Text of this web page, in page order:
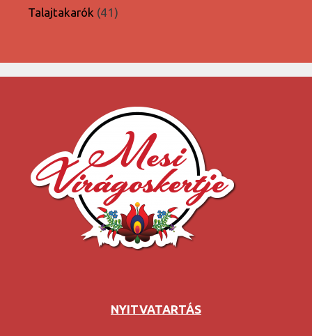
termék
Talajtakarók 4141
NYITVATARTÁS